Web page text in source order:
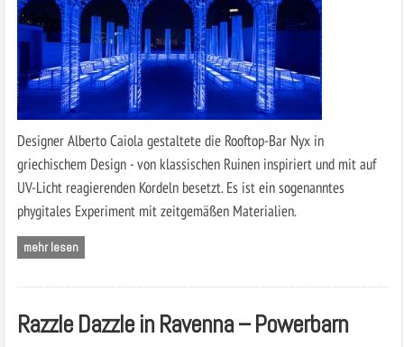
Designer Alberto Caiola gestaltete die Rooftop-Bar Nyx in
griechischem Design - von klassischen Ruinen inspiriert und mit auf
UV-Licht reagierenden Kordeln besetzt. Es ist ein sogenanntes
phygitales Experiment mit zeitgemäßen Materialien.
mehr lesen
Razzle Dazzle in Ravenna – Powerbarn